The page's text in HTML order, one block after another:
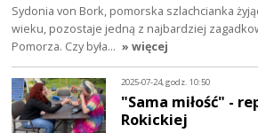
Sydonia von Bork, pomorska szlachcianka
wieku, pozostaje jedną z najbardziej
Pomorza. Czy była… » więcej
2025-07-24, godz. 10:50
"Sama miłość" -
Rokickiej